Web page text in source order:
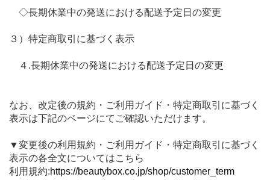
◇長期休業中の発送における配送予定日の変更
３）特定商取引に基づく表示
４.長期休業中の発送における配送予定日の変更
なお、改定後の規約・ご利用ガイド・特定商取引に基づく
表示は下記のページにてご確認いただけます。
▼変更後の利用規約・ご利用ガイド・特定商取引に基づく
表示の各全文についてはこちら
利用規約:https://beautybox.co.jp/shop/customer_term